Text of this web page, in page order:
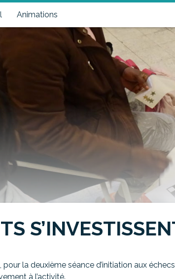
Animations
la deuxième séance d’initiation aux
à l’activité.